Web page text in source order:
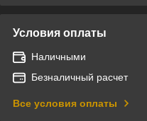
Условия оплаты
Наличными
Безналичный расчет
Все условия оплаты